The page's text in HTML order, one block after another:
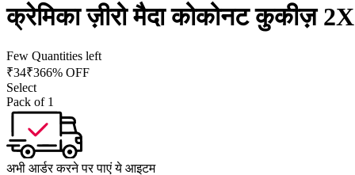
क्रेमिका ज़ीरो मैदा कोकोनट कुकीज़
Few Quantities left
₹34₹366% OFF
Select
Pack of 1
अभी आर्डर करने पर पाएं ये आइटम